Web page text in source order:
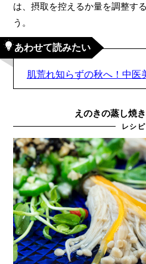
は、摂取を控えるか量を調整す
う。
あわせて読みたい
肌荒れ知らずの秋へ！中医
えのきの蒸し焼
レシピ